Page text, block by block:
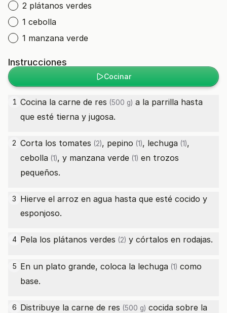
2 plátanos verdes
1 cebolla
1 manzana verde
Instrucciones
Cocinar
1 Cocina la carne de res (500 g) a la parrilla hasta
que esté tierna y jugosa.
2 Corta los tomates (2), pepino (1), lechuga (1),
cebolla (1), y manzana verde (1) en trozos
pequeños.
3 Hierve el arroz en agua hasta que esté cocido y
esponjoso.
4 Pela los plátanos verdes (2) y córtalos en rodajas.
5 En un plato grande, coloca la lechuga (1) como
base.
6 Distribuye la carne de res (500 g) cocida sobre la